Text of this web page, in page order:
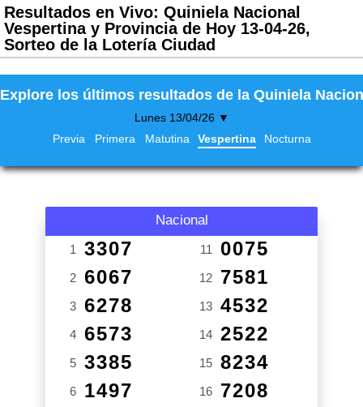
Resultados en Vivo: Quiniela Nacional
Vespertina y Provincia de Hoy 13-04-26,
Sorteo de la Lotería Ciudad
Explore los últimos resultados de la Quiniela
Lunes 13/04/26 ▼
Previa
Primera Matutina Vespertina Nocturna
Nacional
1 3307
2 6067
3 6278
4 6573
5 3385
6 1497
11 0075
12 7581
13 4532
14 2522
15 8234
16 7208